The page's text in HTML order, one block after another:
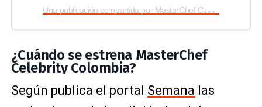
U
na publicación compartida por MasterChef Celebrity Colombia (@masterchefcelebrityco)
¿Cuándo se estrena MasterChef
Celebrity Colombia?
Según publica el portal Semana las